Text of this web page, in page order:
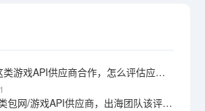
和 Win Gaming 这类游戏API供应商合作，怎么评估应急响应能力？根因定位与自保思路
选Win Gaming这类包网/游戏API供应商，出海团队该评估哪些维度